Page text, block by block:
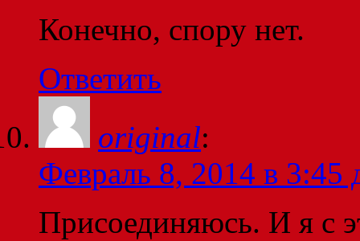
Конечно, спору нет.
Ответить
original:
Февраль 8, 2014 в 3:45
Присоединяюсь. И я с